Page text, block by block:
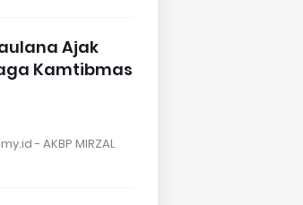
Ajak
Kamtibmas
- AKBP MIRZAL